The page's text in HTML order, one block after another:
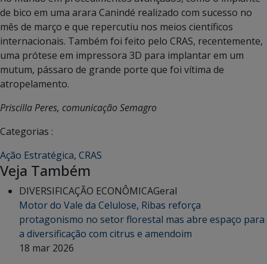
de bico em uma arara Canindé realizado com sucesso no
mês de março e que repercutiu nos meios científicos
internacionais. Também foi feito pelo CRAS, recentemente,
uma prótese em impressora 3D para implantar em um
mutum, pássaro de grande porte que foi vítima de
atropelamento.
Priscilla Peres, comunicação Semagro
Categorias :
Ação Estratégica, CRAS
Veja Também
DIVERSIFICAÇÃO ECONÔMICAGeral
Motor do Vale da Celulose, Ribas reforça
protagonismo no setor florestal mas abre espaço para
a diversificação com citrus e amendoim
18 mar 2026